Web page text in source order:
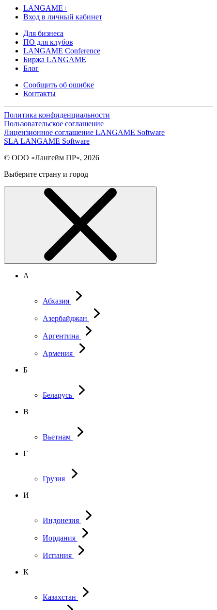
LANGAME+
Вход в личный кабинет
Для бизнеса
ПО для клубов
LANGAME Conference
Биржа LANGAME
Блог
Сообщить об ошибке
Контакты
Политика конфиденциальности
Пользовательское соглашение
Лицензионное соглашение LANGAME Software
SLA LANGAME Software
© ООО «Лангейм ПР», 2026
Выберите страну и город
А
Абхазия
Азербайджан
Аргентина
Армения
Б
Беларусь
В
Вьетнам
Г
Грузия
И
Индонезия
Иордания
Испания
К
Казахстан